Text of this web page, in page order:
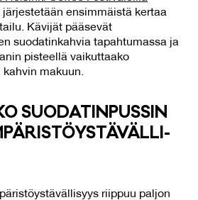
järjestetään ensimmäistä kertaa
Kävijät pääsevät
suodatinkahvia tapahtumassa ja
pisteellä vaikuttaako
kahvin makuun.
SUO­DA­TIN­PUS­SIN
riippuu paljon